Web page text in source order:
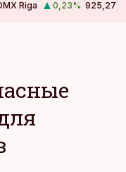
Riga 0,23% 925,27